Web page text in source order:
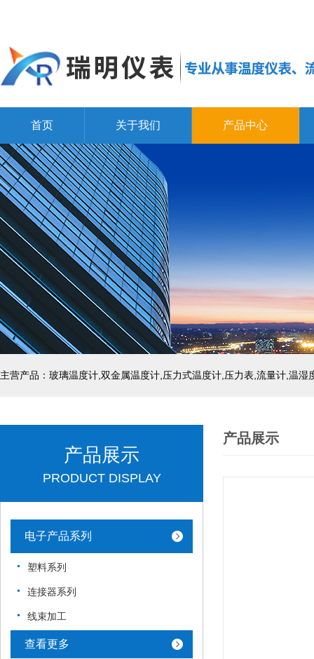
首页 关于我们 产品中心
产品展示
PRODUCT DISPLAY
电子产品系列
塑料系列
连接器系列
线束加工
查看更多
产品展示